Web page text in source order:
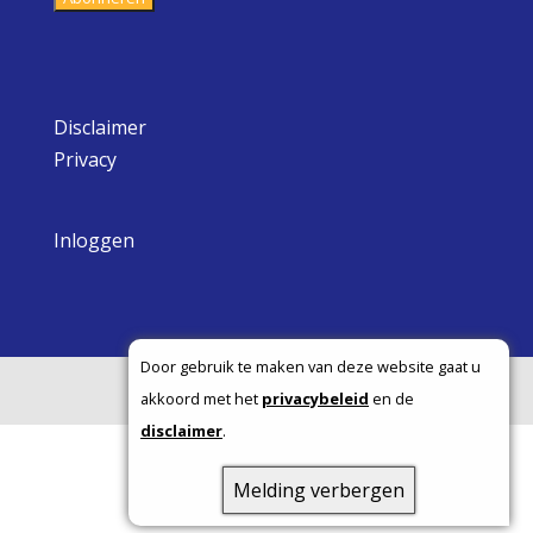
Door gebruik te maken van deze website gaat u
akkoord met het privacybeleid en de
disclaimer.
Melding verbergen
Disclaimer
Privacy
Inloggen
Copyright ©